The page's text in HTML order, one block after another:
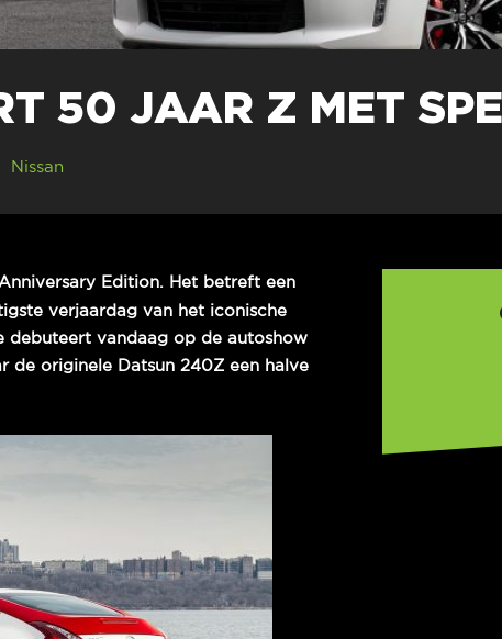
50 JAAR Z MET
Nissan
Anniversary Edition. Het betreft een
verjaardag van het iconische
debuteert vandaag op de autoshow
de originele Datsun 240Z een halve